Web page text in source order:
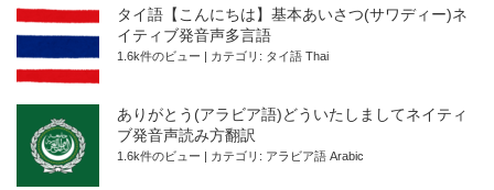
タイ語【こんにちは】基本あいさつ(サワディー)ネ
イティブ発音声多言語
1.6k件のビュー | カテゴリ: タイ語 Thai
ありがとう(アラビア語)どういたしましてネイティ
ブ発音声読み方翻訳
1.6k件のビュー | カテゴリ: アラビア語 Arabic